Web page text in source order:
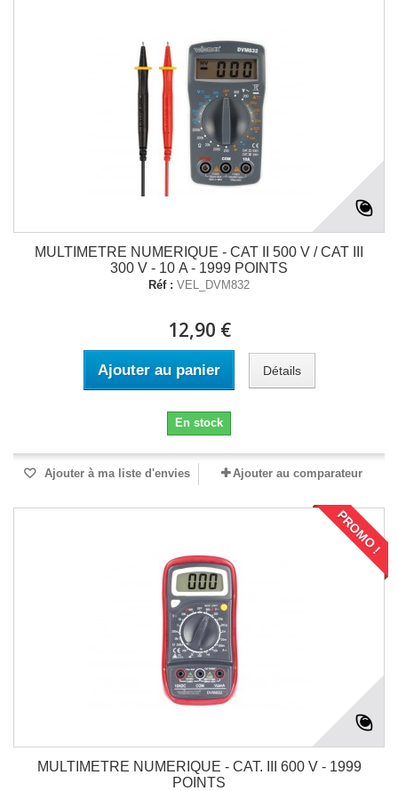
MULTIMETRE NUMERIQUE - CAT II 500 V / CAT III
300 V - 10 A - 1999 POINTS
Réf : VEL_DVM832
12,90 €
Ajouter au panier Détails
En stock
Ajouter à ma liste d'envies Ajouter au comparateur
PROMO !
MULTIMETRE NUMERIQUE - CAT. III 600 V - 1999
POINTS